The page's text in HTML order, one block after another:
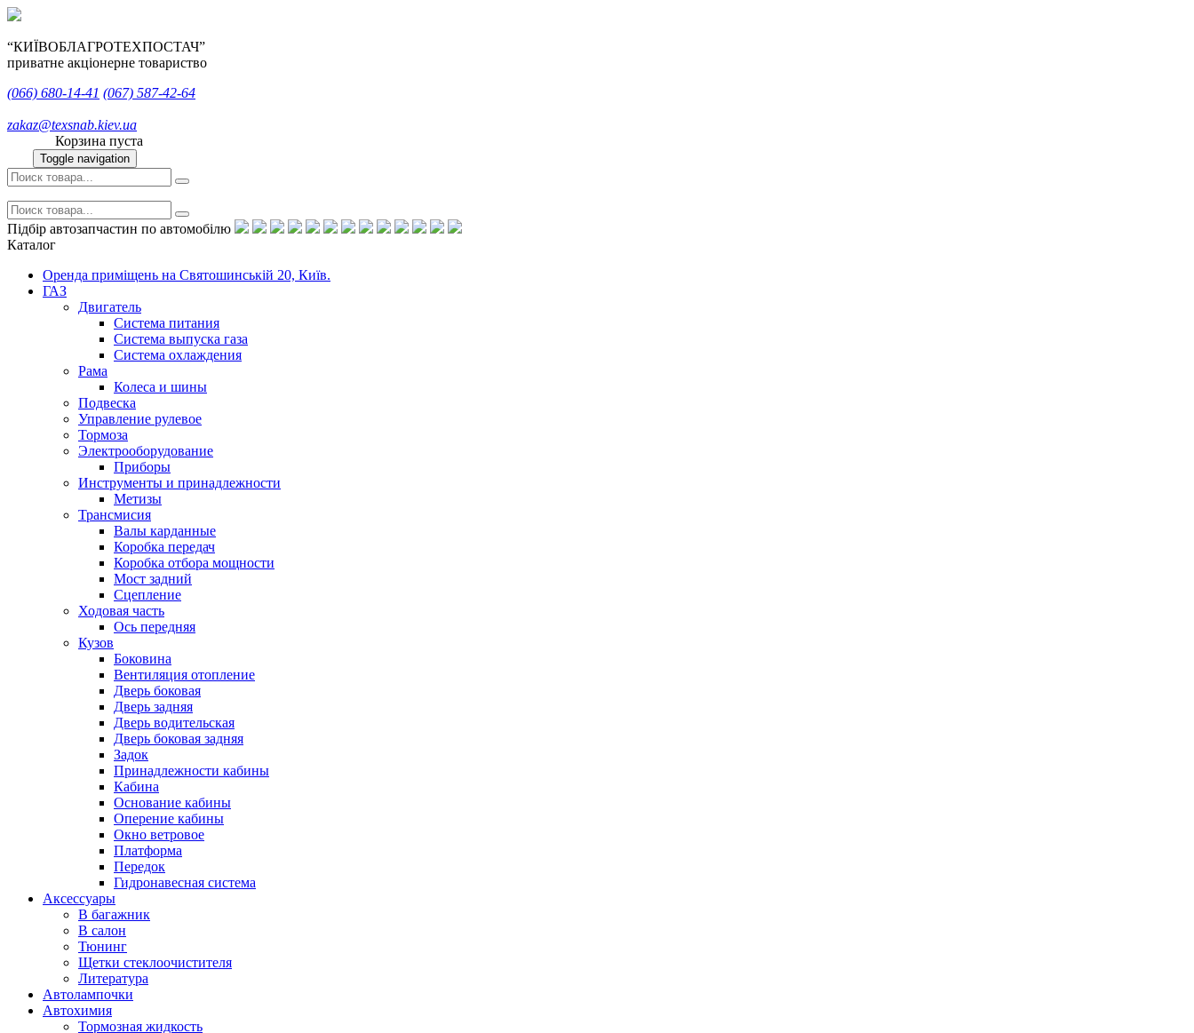
“КИЇВОБЛАГРОТЕХПОСТАЧ”
приватне акціонерне товариство
(066) 680-14-41 (067) 587-42-64
zakaz@texsnab.kiev.ua
Корзина пуста
Toggle navigation
Підбір автозапчастин по автомобілю
Каталог
Оренда приміщень на Святошинській 20, Київ.
ГАЗ
Двигатель
Система питания
Система выпуска газа
Система охлаждения
Рама
Колеса и шины
Подвеска
Управление рулевое
Тормоза
Электрооборудование
Приборы
Инструменты и принадлежности
Метизы
Трансмисия
Валы карданные
Коробка передач
Коробка отбора мощности
Мост задний
Сцепление
Ходовая часть
Ось передняя
Кузов
Боковина
Вентиляция отопление
Дверь боковая
Дверь задняя
Дверь водительская
Дверь боковая задняя
Задок
Принадлежности кабины
Кабина
Основание кабины
Оперение кабины
Окно ветровое
Платформа
Передок
Гидронавесная система
Аксессуары
В багажник
В салон
Тюнинг
Щетки стеклоочистителя
Литература
Автолампочки
Автохимия
Тормозная жидкость